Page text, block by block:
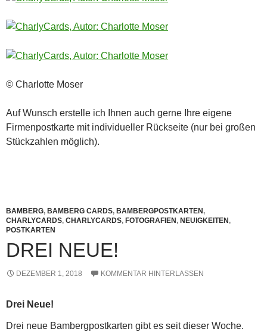
© Charlotte Moser
Auf Wunsch erstelle ich Ihnen auch gerne Ihre eigene
Firmenpostkarte mit individueller Rückseite (nur bei großen
Stückzahlen möglich).
BAMBERG, BAMBERG CARDS, BAMBERGPOSTKARTEN ,
CHARLYCARDS, CHARLYCARDS, FOTOGRAFIEN , NEUIGKEITEN ,
POSTKARTEN
DREI NEUE!
DEZEMBER 1, 2018 KOMMENTAR HINTERLASSEN
Drei Neue!
Drei neue Bambergpostkarten gibt es seit dieser Woche.